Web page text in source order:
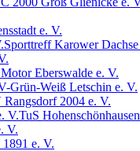
e. V.
Sporttreff Karower Dachse
Eberswalde e. V.
Grün-Weiß Letschin e. V.
2004 e. V.
TuS
V.
e. V.